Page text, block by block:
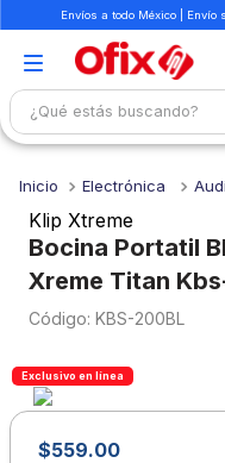
Envíos a todo México |
¿Qué estás buscando?
Electrónica
Klip Xtreme
Bocina Portatil
Xreme Titan
: KBS-200BL
Exclusivo en línea
$559.00
1.
mochilas
2.
libretas
3.
cuaderno
4.
cuadernos
5.
colores
6.
7.
sacapuntas